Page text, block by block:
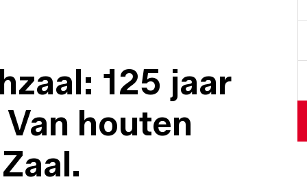
125 jaar
houten